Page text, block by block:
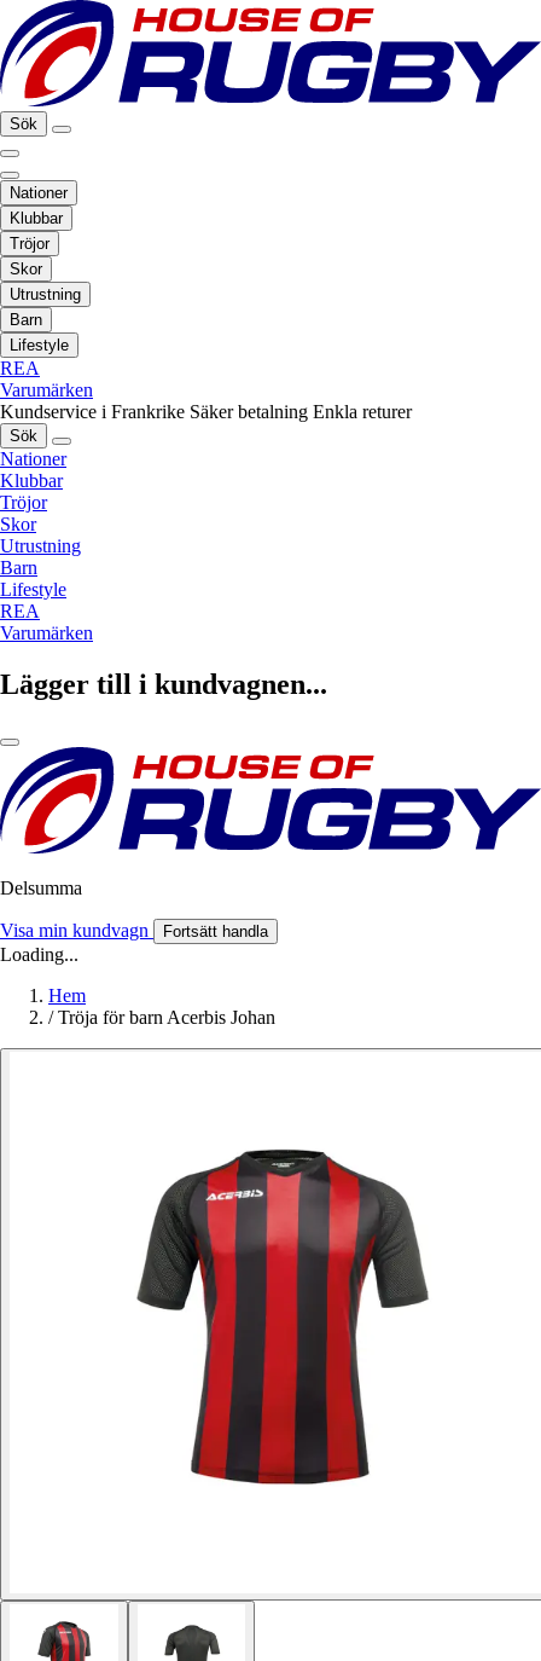
Sök
Nationer
Klubbar
Tröjor
Skor
Utrustning
Barn
Lifestyle
REA
Varumärken
Kundservice i Frankrike Säker betalning Enkla returer
Sök
Nationer
Klubbar
Tröjor
Skor
Utrustning
Barn
Lifestyle
REA
Varumärken
Lägger till i kundvagnen...
Delsumma
Visa min kundvagn Fortsätt handla
Loading...
Hem
/ Tröja för barn Acerbis Johan